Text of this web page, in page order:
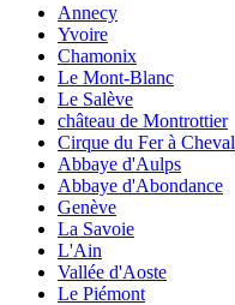
Annecy
Yvoire
Chamonix
Le Mont-Blanc
Le Salève
château de Montrottier
Cirque du Fer à Cheval
Abbaye d'Aulps
Abbaye d'Abondance
Genève
La Savoie
L'Ain
Vallée d'Aoste
Le Piémont